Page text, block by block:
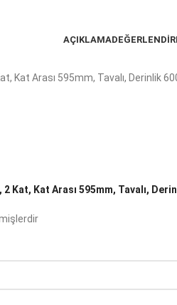
AÇIKLAMA
Kat Arası 595mm, Tavalı, Derinlik
Kat, Kat Arası 595mm, Tavalı,